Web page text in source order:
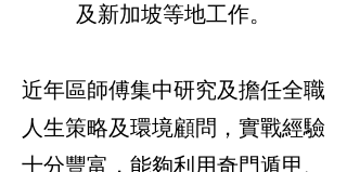
及新加坡等地工作。
近年區師傅集中研究及擔任全職
人生策略及環境顧問，實戰經驗
十分豐富，能夠利用奇門遁甲、